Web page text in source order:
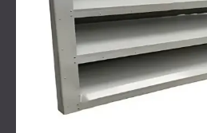
Резултат
Измерванията на шума,
потвърдиха, че
намалило шума от генератора